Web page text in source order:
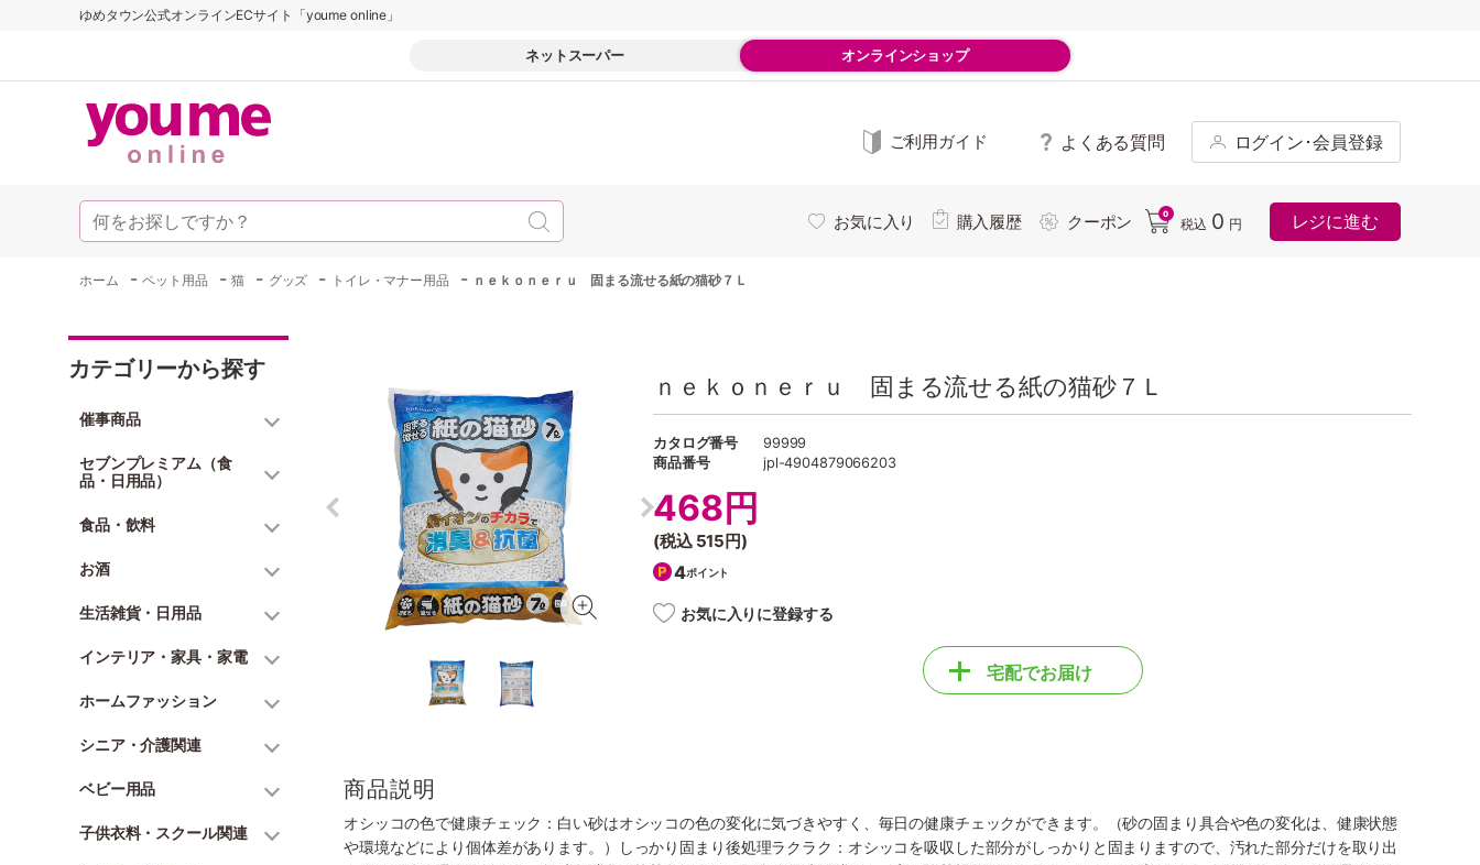
ゆめタウン公式オンラインECサイト「youme online」
ネットスーパー オンラインショップ
ご利用ガイド よくある質問 ログイン･会員登録
お気に入り 購入履歴 クーポン 0
税込 0 円 レジに進む
ホーム -ペット用品 -猫 - グッズ - トイレ・マナー用品 - ｎｅｋｏｎｅｒｕ 固まる流せる紙の猫砂７Ｌ
カテゴリーから探す
催事商品
セブンプレミアム（食
品・日用品）
食品・飲料
お酒
生活雑貨・日用品
インテリア・家具・家電
ホームファッション
シニア・介護関連
ベビー用品
子供衣料・スクール関連
ｎｅｋｏｎｅｒｕ 固まる流せる紙の猫砂７Ｌ
カタログ番号
99999
商品番号
jpl-4904879066203
468円
(税込 515円)
4ポイント
お気に入りに登録する
宅配でお届け
商品説明
オシッコの色で健康チェック：白い砂はオシッコの色の変化に気づきやすく、毎日の健康チェックができます。（砂の固まり具合や色の変化は、健康状態
や環境などにより個体差があります。）しっかり固まり後処理ラクラク：オシッコを吸収した部分がしっかりと固まりますので、汚れた部分だけを取り出